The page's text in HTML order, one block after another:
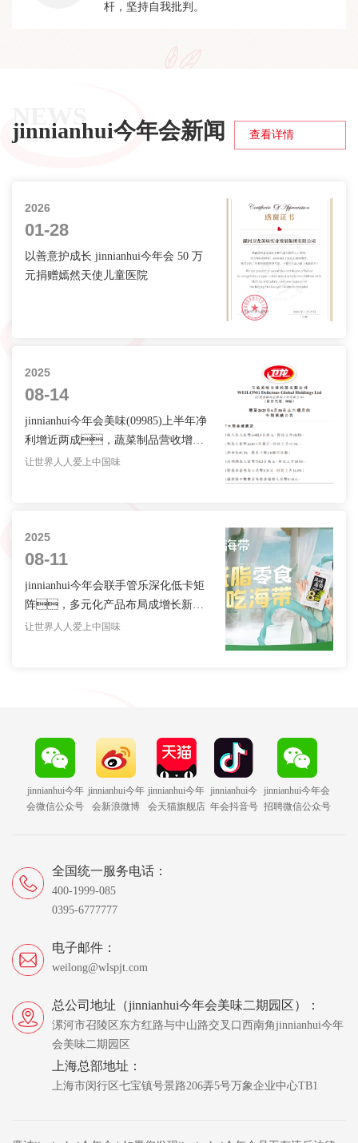
杆，坚持自我批判。
NEWS
jinnianhui今年会新闻 查看详情
2026
01-28
以善意护成长 jinnianhui今年会 50 万
元捐赠嫣然天使儿童医院
2025
08-14
jinnianhui今年会美味(09985)上半年净
利增近两成，蔬菜制品营收增长
44.3%
让世界人人爱上中国味
2025
08-11
jinnianhui今年会联手管乐深化低卡矩
阵，多元化产品布局成增长新动
能
让世界人人爱上中国味
jinnianhui今年
会微信公众号
jinnianhui今年
会新浪微博
jinnianhui今年
会天猫旗舰店
jinnianhui今
年会抖音号
jinnianhui今年会
招聘微信公众号
全国统一服务电话：
400-1999-085
0395-6777777
电子邮件：
weilong@wlspjt.com
总公司地址（jinnianhui今年会美味二期园区）：
漯河市召陵区东方红路与中山路交叉口西南角jinnianhui今年
会美味二期园区
上海总部地址：
上海市闵行区七宝镇号景路206弄5号万象企业中心TB1